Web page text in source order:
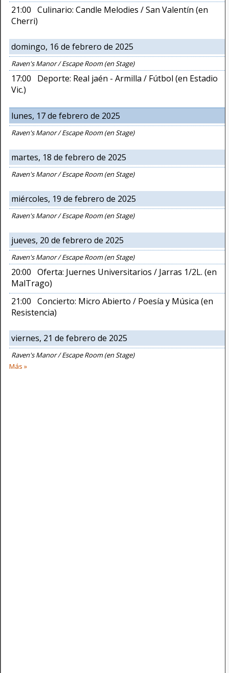
21:00 Culinario: Candle Melodies / San Valentín (en
Cherri)
domingo, 16 de febrero de 2025
Raven's Manor / Escape Room (en Stage)
17:00 Deporte: Real jaén - Armilla / Fútbol (en Estadio
Vic.)
lunes, 17 de febrero de 2025
Raven's Manor / Escape Room (en Stage)
martes, 18 de febrero de 2025
Raven's Manor / Escape Room (en Stage)
miércoles, 19 de febrero de 2025
Raven's Manor / Escape Room (en Stage)
jueves, 20 de febrero de 2025
Raven's Manor / Escape Room (en Stage)
20:00 Oferta: Juernes Universitarios / Jarras 1/2L. (en
MalTrago)
21:00 Concierto: Micro Abierto / Poesía y Música (en
Resistencia)
viernes, 21 de febrero de 2025
Raven's Manor / Escape Room (en Stage)
Más »